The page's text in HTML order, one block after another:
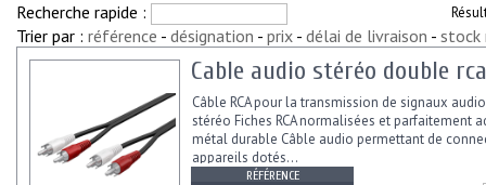
Trier par : référence - désignation - prix - délai de livraison - stock
Recherche rapide :
Cable audio stéréo double
Câble RCA pour la transmission de signaux
stéréo Fiches RCA normalisées et parfaitement
métal durable Câble audio permettant de
appareils dotés...
RÉFÉRENCE